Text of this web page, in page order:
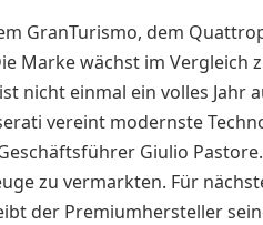
GranTurismo, dem
Marke wächst im Vergleich
nicht einmal ein volles Jahr
vereint modernste
Giulio
zu vermarkten. Für
der Premiumhersteller